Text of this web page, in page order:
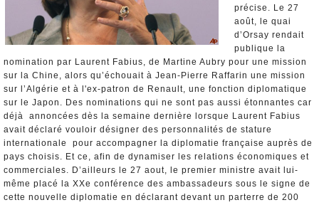
précise. Le 27
août, le quai
d’Orsay rendait
publique la
nomination par Laurent Fabius, de Martine Aubry pour une mission
sur la Chine, alors qu’échouait à Jean-Pierre Raffarin une mission
sur l’Algérie et à l'ex-patron de Renault, une fonction diplomatique
sur le Japon. Des nominations qui ne sont pas aussi étonnantes car
déjà annoncées dès la semaine dernière lorsque Laurent Fabius
avait déclaré vouloir désigner des personnalités de stature
internationale pour accompagner la diplomatie française auprès de
pays choisis. Et ce, afin de dynamiser les relations économiques et
commerciales. D’ailleurs le 27 aout, le premier ministre avait lui-
même placé la XXe conférence des ambassadeurs sous le signe de
cette nouvelle diplomatie en déclarant devant un parterre de 200